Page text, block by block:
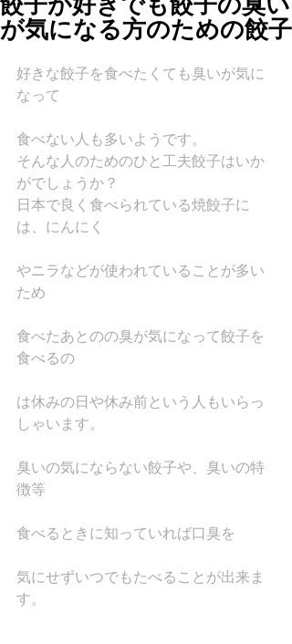
が気になる方のための餃子
好きな餃子を食べたくても臭いが気に
なって
食べない人も多いようです。
そんな人のためのひと工夫餃子はいか
がでしょうか？
日本で良く食べられている焼餃子に
は、にんにく
やニラなどが使われていることが多い
ため
食べたあとのの臭が気になって餃子を
食べるの
は休みの日や休み前という人もいらっ
しゃいます。
臭いの気にならない餃子や、臭いの特
徴等
食べるときに知っていれば口臭を
気にせずいつでもたべることが出来ま
す。